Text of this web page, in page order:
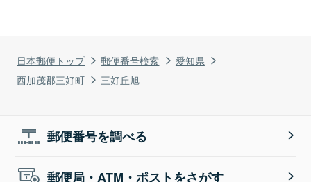
日本郵便トップ 郵便番号検索
愛知県
西加茂郡三好町
三好丘旭
郵便番号を調べる
郵便局・ATM・ポストをさがす